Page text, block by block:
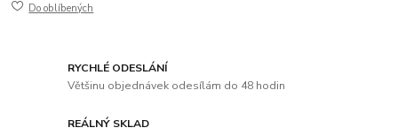
Do oblíbených
RYCHLÉ ODESLÁNÍ
Většinu objednávek odesílám do 48 hodin
REÁLNÝ SKLAD